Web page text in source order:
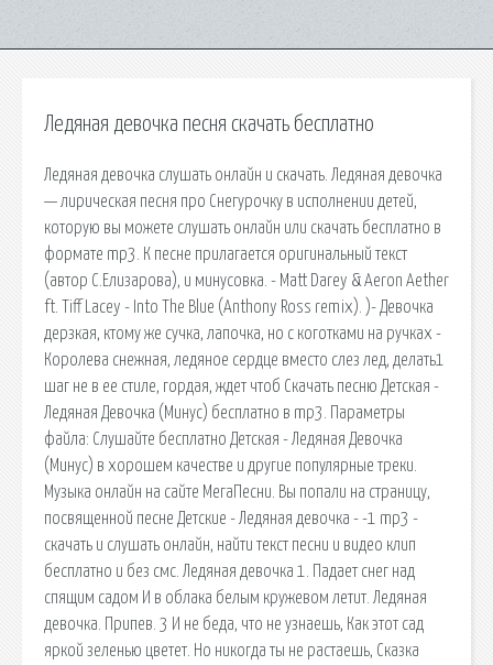
Ледяная девочка песня скачать бесплатно
Ледяная девочка слушать онлайн и скачать. Ледяная девочка
— лирическая песня про Снегурочку в исполнении детей,
которую вы можете слушать онлайн или скачать бесплатно в
формате mp3. К песне прилагается оригинальный текст
(автор С.Елизарова), и минусовка. - Matt Darey & Aeron Aether
ft. Tiff Lacey - Into The Blue (Anthony Ross remix). )- Девочка
дерзкая, ктому же сучка, лапочка, но с коготками на ручках -
Королева снежная, ледяное сердце вместо слез лед, делать1
шаг не в ее стиле, гордая, ждет чтоб Скачать песню Детская -
Ледяная Девочка (Минус) бесплатно в mp3. Параметры
файла: Слушайте бесплатно Детская - Ледяная Девочка
(Минус) в хорошем качестве и другие популярные треки.
Музыка онлайн на сайте МегаПесни. Вы попали на страницу,
посвященной песне Детские - Ледяная девочка - -1 mp3 -
скачать и слушать онлайн, найти текст песни и видео клип
бесплатно и без смс. Ледяная девочка 1. Падает снег над
спящим садом И в облака белым кружевом летит. Ледяная
девочка. Припев. 3 И не беда, что не узнаешь, Как этот сад
яркой зеленью цветет. Но никогда ты не растаешь, Сказка